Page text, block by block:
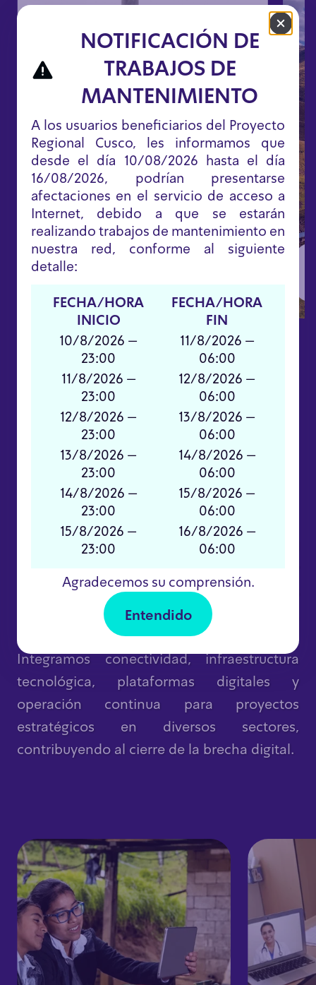
NOTIFICACIÓN DE
TRABAJOS DE
MANTENIMIENTO
A los usuarios beneficiarios del Proyecto
Regional Cusco, les informamos que
desde el día 10/08/2026 hasta el día
16/08/2026, podrían presentarse
afectaciones en el servicio de acceso a
Internet, debido a que se estarán
realizando trabajos de mantenimiento en
nuestra red, conforme al siguiente
detalle:
FECHA/HORA
INICIO
FECHA/HORA
FIN
10/8/2026 –
23:00
11/8/2026 –
06:00
11/8/2026 –
23:00
12/8/2026 –
06:00
12/8/2026 –
23:00
13/8/2026 –
06:00
13/8/2026 –
23:00
14/8/2026 –
06:00
14/8/2026 –
23:00
15/8/2026 –
06:00
15/8/2026 –
23:00
16/8/2026 –
06:00
Agradecemos su comprensión.
Entendido
Espacios públicos de acceso
Proyectos que
transformaron poblaciones
Desarrollamos soluciones TIC end-to-end
territorios, en articulación con operadores
de telecomunicaciones, entidades públicas,
organizaciones y empresas privadas.
Integramos conectividad, infraestructura
tecnológica, plataformas digitales y
operación continua para proyectos
estratégicos en diversos sectores,
contribuyendo al cierre de la brecha digital.